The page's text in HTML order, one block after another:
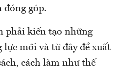
đóng góp.
phải kiến tạo những
mới và từ đây đề xuất
cách làm như thế